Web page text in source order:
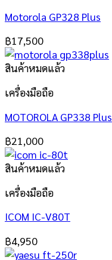
Motorola GP328 Plus
฿17,500
สินค้าหมดแล้ว
เครื่องมือถือ
MOTOROLA GP338 Plus
฿21,000
สินค้าหมดแล้ว
เครื่องมือถือ
ICOM IC-V80T
฿4,950